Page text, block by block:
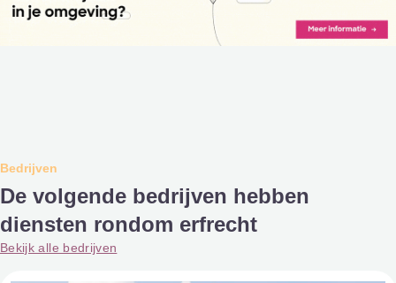
Bedrijven
De volgende bedrijven hebben
diensten rondom erfrecht
Bekijk alle bedrijven